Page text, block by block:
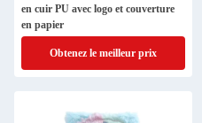
en cuir PU avec logo et couverture
en papier
Obtenez le meilleur prix